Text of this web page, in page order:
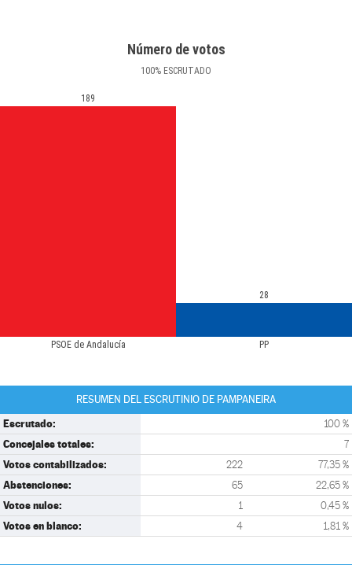
Número de votos
100% ESCRUTADO
PSOE de Andalucía PP
189
28
RESUMEN DEL ESCRUTINIO DE PAMPANEIRA
Escrutado: 100 %
Concejales totales: 7
Votos contabilizados: 222 77,35 %
Abstenciones: 65 22,65 %
Votos nulos: 1 0,45 %
Votos en blanco: 4 1,81 %